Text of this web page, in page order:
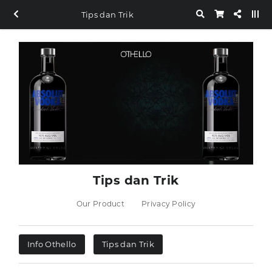
Tips dan Trik
Tips dan Trik
Our Product Privacy Policy
Info Othello Tips dan Trik